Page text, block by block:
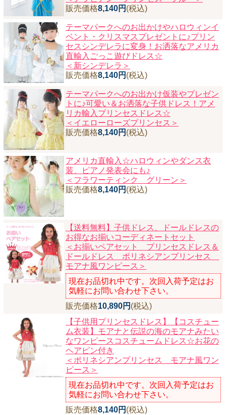
販売価格8,140円 (税込)
テーマパークへのお出かけやハロウィンイ
ベント・クリスマスプレゼントに♪プリン
セスシンデレラに変身！お洒落なアメリカ
直輸入ごっこ遊びドレス☆
＜新シンデレラ＞
販売価格8,140円 (税込)
テーマパークへのお出かけ仮装やプレゼン
トに♪可愛い＆お洒落な子供ドレス！アメ
リカ輸入プリンセスドレス☆
＜イエローローズプリンセス＞
販売価格8,140円 (税込)
アメリカ直輸入☆ハロウィンやダンス衣
装、ピアノ発表会にも♪
＜フラワーティンク グリーン＞
販売価格8,140円 (税込)
【送料無料】子供ドレス、ドールドレスの
お得なお揃いコーディネートセット
＜お揃いペアセット プリンセスドレス＆
ドールドレス ポリネシアンプリンセス
モアナ風ワンピース＞
現在お品切れ中です。次回入荷予定はお
気軽にお問い合わせ下さい。
販売価格10,890円 (税込)
【子供用プリンセスドレス】【コスチュー
ム衣装】モアナと伝説の海のモアナみたい
なワンピースコスチュームドレス☆お花の
ヘアピン付き
＜ポリネシアンプリンセス モアナ風ワン
ピース＞
現在お品切れ中です。次回入荷予定はお
気軽にお問い合わせ下さい。
販売価格8,140円 (税込)